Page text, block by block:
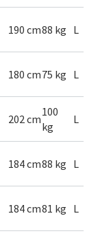
190 cm88 kg L
180 cm75 kg L
202 cm
100
kg
L
184 cm88 kg L
184 cm81 kg L